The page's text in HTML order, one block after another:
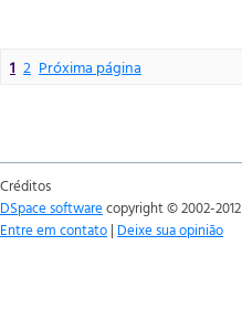
1 2 Próxima página
Créditos
DSpace softwarecopyright © 2002-2012
Entre em contato | Deixe sua opinião